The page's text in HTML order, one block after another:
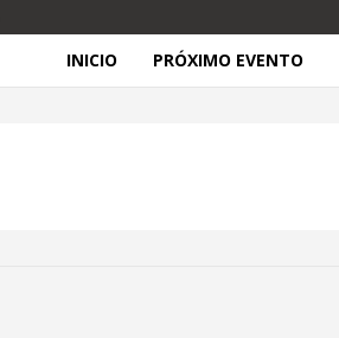
INICIO
PRÓXIMO EVENTO